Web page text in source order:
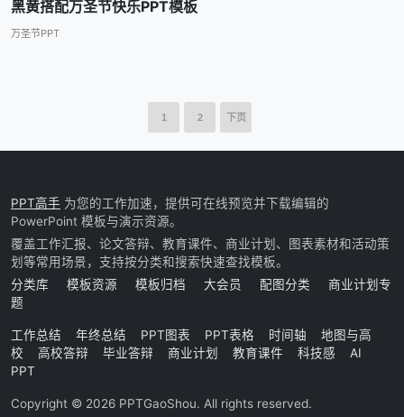
黑黄搭配万圣节快乐PPT模板
万圣节PPT
1 2 下页
PPT高手 为您的工作加速，提供可在线预览并下载编辑的
PowerPoint 模板与演示资源。
覆盖工作汇报、论文答辩、教育课件、商业计划、图表素材和活动策
划等常用场景，支持按分类和搜索快速查找模板。
分类库
模板资源 模板归档 大会员 配图分类
商业计划专
题
工作总结 年终总结 PPT图表 PPT表格 时间轴
地图与高
校
高校答辩 毕业答辩 商业计划 教育课件 科技感
AI
PPT
Copyright © 2026 PPTGaoShou. All rights reserved.